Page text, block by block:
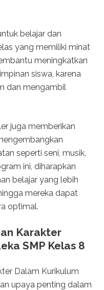
belajar dan
yang memiliki minat
meningkatkan
siswa, karena
dan mengambil
juga memberikan
seperti seni, musik,
ini, diharapkan
belajar yang lebih
mereka dapat
optimal.
Karakter
SMP Kelas 8
Dalam Kurikulum
upaya penting dalam